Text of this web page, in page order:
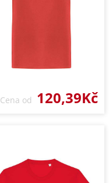
Cena od 120,39Kč